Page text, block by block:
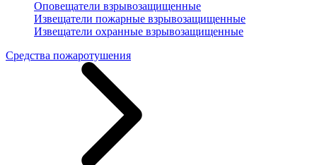
Оповещатели взрывозащищенные
Извещатели пожарные взрывозащищенные
Извещатели охранные взрывозащищенные
Средства пожаротушения